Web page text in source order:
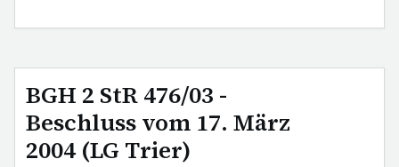
BGH 2 StR 476/03 -
Beschluss vom 17. März
2004 (LG Trier)